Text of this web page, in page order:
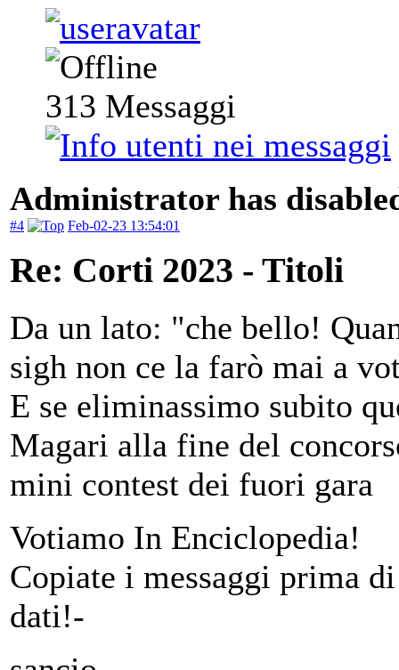
313 Messaggi
Administrator has
#4 Feb-02-23 13:54:01
Re: Corti 2023 - Titoli
Da un lato: "che bello!
sigh non ce la farò mai a
E se eliminassimo subito
Magari alla fine del
mini contest dei fuori gara
Votiamo In Enciclopedia!
Copiate i messaggi prima
dati!-